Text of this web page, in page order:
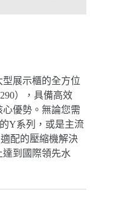
展示櫃的全方位
），具備高效
優勢。無論您需
Y系列，或是主流
配的壓縮機解決
到國際領先水